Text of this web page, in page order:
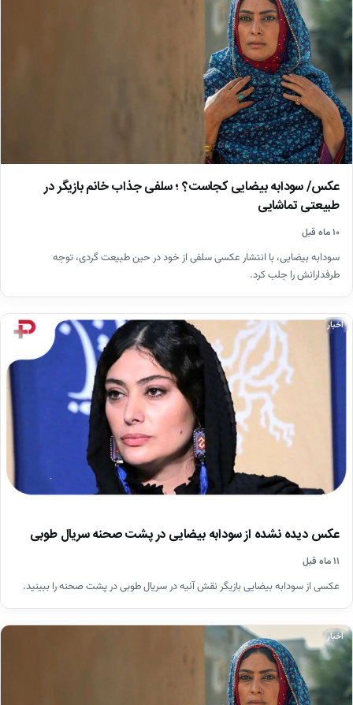
عکس/ سودابه بیضایی کجاست؟ ؛ سلفی جذاب خانم بازیگر در
طبیعتی تماشایی
۱۰ ماه قبل
سودابه بیضایی، با انتشار عکسی سلفی از خود در حین طبیعت گردی، توجه
طرفدارانش را جلب کرد.
اخبار
عکس دیده نشده از سودابه بیضایی در پشت صحنه سریال طوبی
۱۱ ماه قبل
عکسی از سودابه بیضایی بازیگر نقش آنیه در سریال طوبی در پشت صحنه را ببینید.
اخبار